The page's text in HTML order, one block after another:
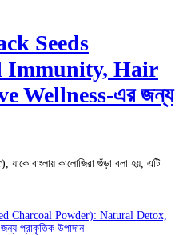
Seeds
Immunity, Hair
Wellness-এর জন্য
বাংলায় কালোজিরা গুঁড়া বলা হয়, এটি